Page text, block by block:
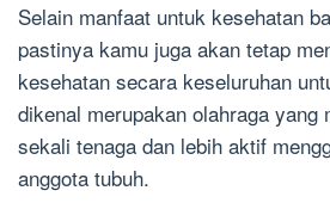
Selain manfaat untuk kesehatan
pastinya kamu juga akan tetap
kesehatan secara keseluruhan
dikenal merupakan olahraga yang
sekali tenaga dan lebih aktif
anggota tubuh.